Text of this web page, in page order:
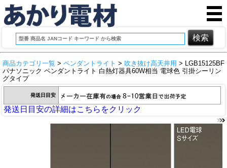
商品カテゴリ一覧 > ペンダントライト > 吹き抜け高天井用 > LGB15125BF
パナソニック ペンダントライト 白熱灯器具60W相当 電球色 引掛シーリン
グタイプ
発送日目安
発送日目安の詳細はこちらをクリック